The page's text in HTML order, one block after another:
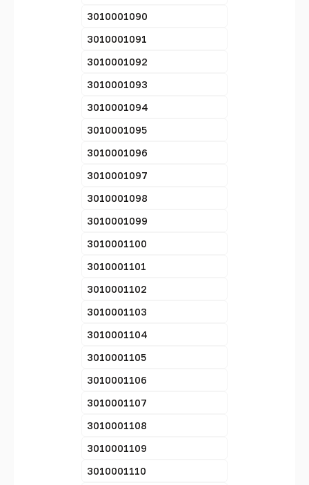
3010001090
3010001091
3010001092
3010001093
3010001094
3010001095
3010001096
3010001097
3010001098
3010001099
3010001100
3010001101
3010001102
3010001103
3010001104
3010001105
3010001106
3010001107
3010001108
3010001109
3010001110